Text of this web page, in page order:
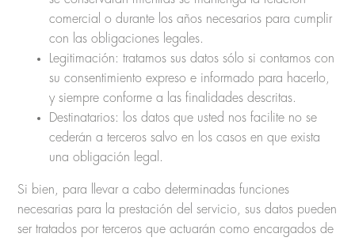
comercial o durante los años necesarios para cumplir
con las obligaciones legales.
Legitimación: tratamos sus datos sólo si contamos con
su consentimiento expreso e informado para hacerlo,
y siempre conforme a las finalidades descritas.
Destinatarios: los datos que usted nos facilite no se
cederán a terceros salvo en los casos en que exista
una obligación legal.
Si bien, para llevar a cabo determinadas funciones
necesarias para la prestación del servicio, sus datos pueden
ser tratados por terceros que actuarán como encargados de